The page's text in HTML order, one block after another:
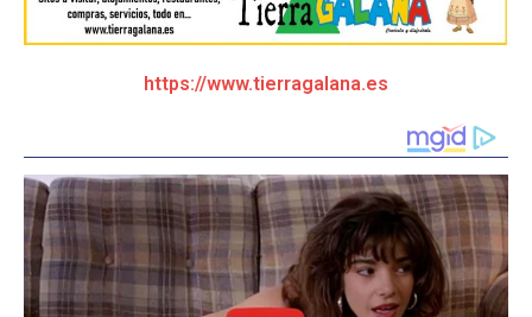
https://www.tierragalana.es